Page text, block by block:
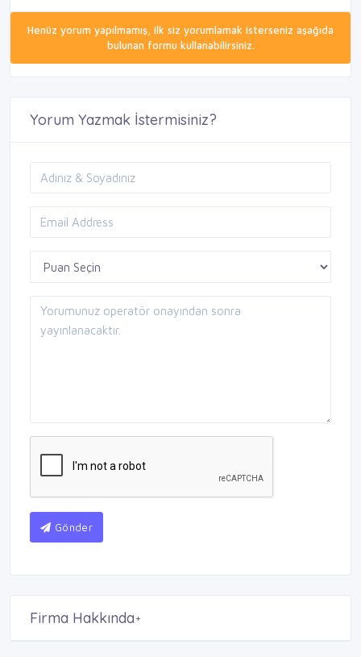
Henüz yorum yapılmamış, ilk siz yorumlamak isterseniz aşağıda
bulunan formu kullanabilirsiniz.
Yorum Yazmak İstermisiniz?
Gönder
Firma Hakkında+